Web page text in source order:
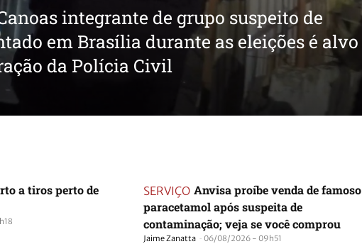
integrante de grupo suspeito de
em Brasília durante as eleições é alvo
da Polícia Civil
a tiros perto de
SERVIÇO Anvisa proíbe venda de famoso
paracetamol após suspeita de
contaminação; veja se você comprou
Jaime Zanatta - 06/08/2026 - 09h51